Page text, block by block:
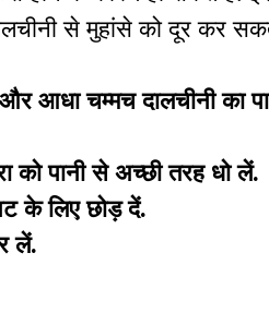
से मुहांसे को दूर कर
आधा चम्मच दालचीनी का
पानी से अच्छी तरह धो लें.
के लिए छोड़ दें.
लें.